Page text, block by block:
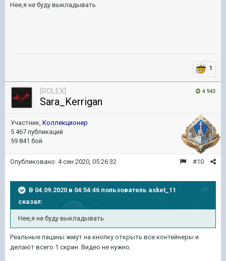
Нее,я не буду выкладывать
1
4 943
[ROLEX]
Sara_Kerrigan
Участник, Коллекционер
5 467 публикаций
59 841 бой
#10
Опубликовано: 4 сен 2020, 05:26:32
В 04.09.2020 в 04:54:46 пользователь asket_11
сказал:
Нее,я не буду выкладывать
Реальные пацаны жмут на кнопку открыть все контейнеры и
делают всего 1 скрин. Видео не нужно.